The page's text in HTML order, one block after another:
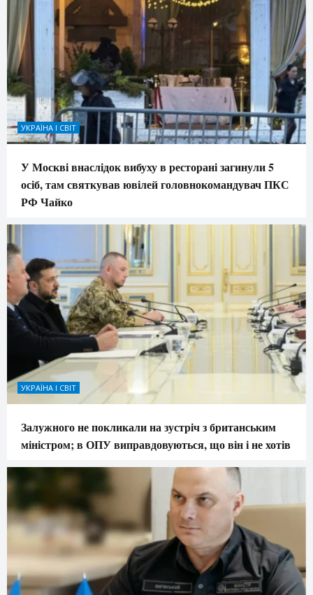
УКРАЇНА І СВІТ
У Москві внаслідок вибуху в ресторані загинули 5
осіб, там святкував ювілей головнокомандувач ПКС
РФ Чайко
УКРАЇНА І СВІТ
Залужного не покликали на зустріч з британським
міністром; в ОПУ виправдовуються, що він і не хотів